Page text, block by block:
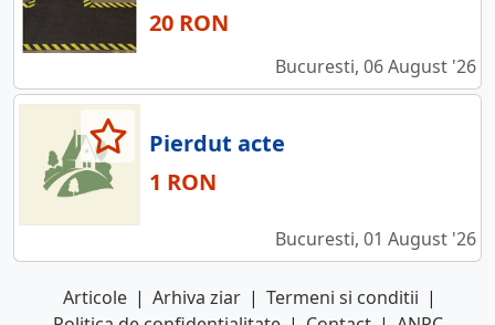
20 RON
Bucuresti, 06 August '26
Pierdut acte
1 RON
Bucuresti, 01 August '26
Articole | Arhiva ziar | Termeni si conditii |